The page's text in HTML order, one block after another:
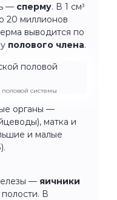
— сперму. В 1 см³
20 миллионов
выводится по
полового члена.
системы
органы —
матка и
и малые
— яичники
В